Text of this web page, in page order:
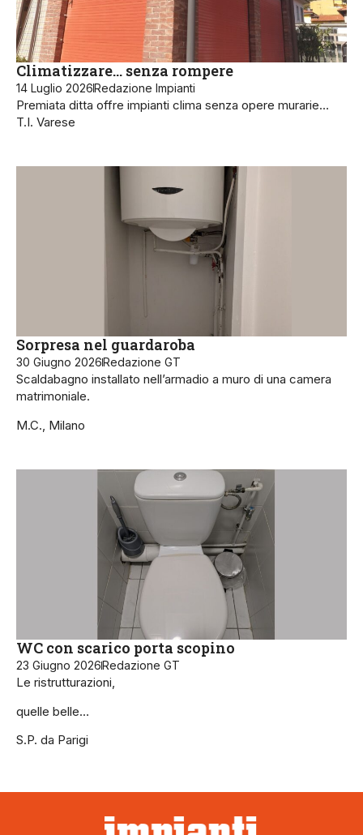
Climatizzare… senza rompere
14 Luglio 2026Redazione Impianti
Premiata ditta offre impianti clima senza opere murarie…
T.I. Varese
Sorpresa nel guardaroba
30 Giugno 2026 Redazione GT
Scaldabagno installato nell’armadio a muro di una camera
matrimoniale.
M.C., Milano
WC con scarico porta scopino
23 Giugno 2026Redazione GT
Le ristrutturazioni,
quelle belle…
S.P. da Parigi